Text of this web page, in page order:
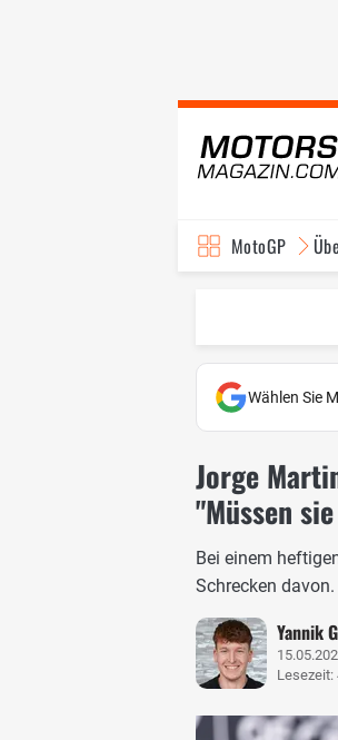
MotoGP
Wählen Sie
Jorge
"Müssen
Bei einem
Schrecken
Yannik
Lesezeit: